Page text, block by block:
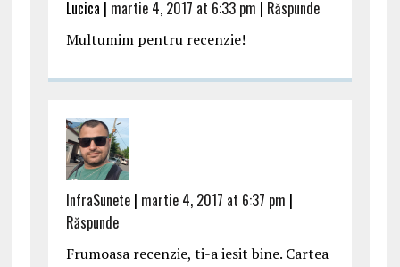
Lucica | martie 4, 2017 at 6:33 pm | Răspunde
Multumim pentru recenzie!
InfraSunete| martie 4, 2017 at 6:37 pm |
Răspunde
Frumoasa recenzie, ti-a iesit bine. Cartea